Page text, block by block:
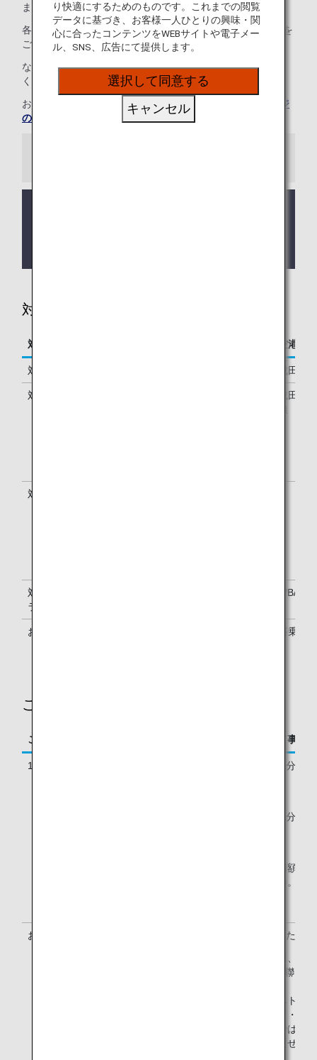
ます。
各ラウンジ内ではお飲物やWi-Fiなど、さまざまなサービスを
ご提供しております。
なお、ANA SUITE LOUNGEは対象外となりますのでご注意
ください。
お食事メニューやサービスの詳細につきましては、
ラウンジ
のご案内
をご覧ください。
対象について
対象と受付期限 空港カ
対象空港 成田/羽
対象フライト
成田/羽
対象航空券
対象のご予約ク
ラス
Y/B/M/
お申込み期間 搭乗開
ご利用料金
ご利用料金・お申し込み・お支払い ANAウェブサイト（事前
1名様あたりのご利用料金
2025年9月15日購入分ま
2025年9月16日購入分から
大人と小児は同額。
する幼児は無料。
お支払い方法
クレジットカードまたは
中国サイトでは、支
（Alipay）・銀聯カ
中国・韓国・ベトナ
ネシア・インド・マ
トルコサイトでは
利用いただけません。
り快適にするためのものです。これまでの閲覧
データに基づき、お客様一人ひとりの興味・関
心に合ったコンテンツをWEBサイトや電子メー
ル、SNS、広告にて提供します。
選択して同意する
キャンセル